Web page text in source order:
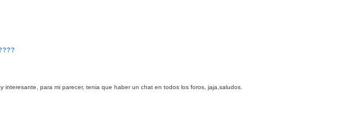
interesante, para mi parecer, tenia que haber un chat en todos los foros, jaja,saludos.